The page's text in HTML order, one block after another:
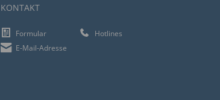
KONTAKT
Formular
Hotlines
E-Mail-Adresse